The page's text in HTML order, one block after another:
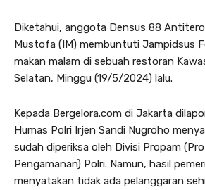
Diketahui, anggota Densus 88
Mustofa (IM) membuntuti Jampidsus
makan malam di sebuah restoran
Selatan, Minggu (19/5/2024) lalu.
Kepada Bergelora.com di Jakarta
Humas Polri Irjen Sandi Nugroho
sudah diperiksa oleh Divisi Propam
Pengamanan) Polri. Namun, hasil
menyatakan tidak ada pelanggaran